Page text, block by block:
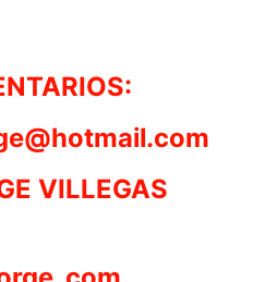
VILLEGAS